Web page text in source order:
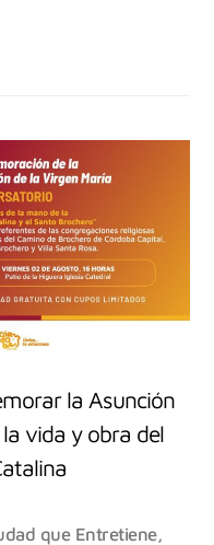
la Asunción
vida y obra del
que Entretiene,